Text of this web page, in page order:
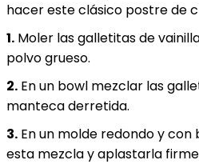
hacer este clásico postre de
1. Moler las galletitas de
polvo grueso.
2. En un bowl mezclar las
manteca derretida.
3. En un molde redondo y
esta mezcla y aplastarla